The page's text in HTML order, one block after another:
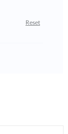
Reset